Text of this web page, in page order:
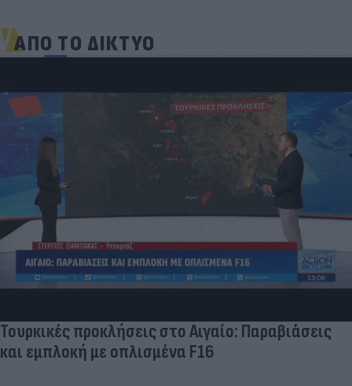
ΑΠΟ ΤΟ ΔΙΚΤΥΟ
Τουρκικές προκλήσεις στο Αιγαίο: Παραβιάσεις
και εμπλοκή με οπλισμένα F16